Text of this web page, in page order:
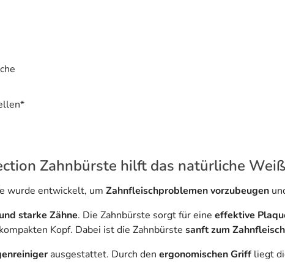
Zahnbürste hilft das natürliche
wurde entwickelt, um Zahnfleischproblemen vorzubeugen
starke Zähne. Die Zahnbürste sorgt für eine effektive
Kopf. Dabei ist die Zahnbürste sanft zum
ausgestattet. Durch den ergonomischen Griff liegt